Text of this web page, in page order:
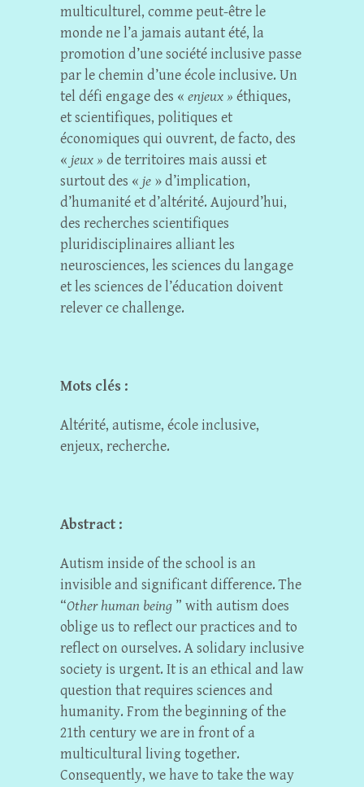
multiculturel, comme peut-être le
monde ne l’a jamais autant été, la
promotion d’une société inclusive passe
par le chemin d’une école inclusive. Un
tel défi engage des « enjeux » éthiques,
et scientifiques, politiques et
économiques qui ouvrent, de facto, des
« jeux » de territoires mais aussi et
surtout des « je » d’implication,
d’humanité et d’altérité. Aujourd’hui,
des recherches scientifiques
pluridisciplinaires alliant les
neurosciences, les sciences du langage
et les sciences de l’éducation doivent
relever ce challenge.
Mots clés :
Altérité, autisme, école inclusive,
enjeux, recherche.
Abstract :
Autism inside of the school is an
invisible and significant difference. The
“Other human being ” with autism does
oblige us to reflect our practices and to
reflect on ourselves. A solidary inclusive
society is urgent. It is an ethical and law
question that requires sciences and
humanity. From the beginning of the
21th century we are in front of a
multicultural living together.
Consequently, we have to take the way